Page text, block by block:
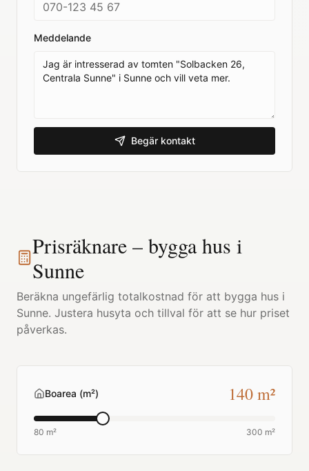
Meddelande
Begär kontakt
Prisräknare – bygga hus i
Sunne
Beräkna ungefärlig totalkostnad för att bygga hus i
Sunne. Justera husyta och tillval för att se hur priset
påverkas.
Boarea (m²) 140m²
80 m² 300 m²